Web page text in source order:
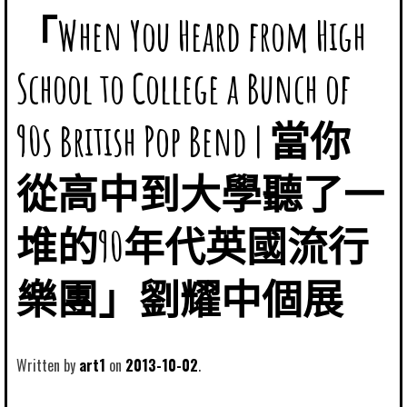
「When You Heard from High
School to College a Bunch of
90s British Pop Bend | 當你
從高中到大學聽了一
堆的90年代英國流行
樂團」劉耀中個展
Written by art1 2013-10-02